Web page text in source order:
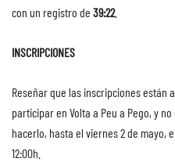
con un registro de 39:22.
INSCRIPCIONES
Reseñar que las inscripciones
participar en Volta a Peu a Pego, y
hacerlo, hasta el viernes 2 de mayo,
12:00h.